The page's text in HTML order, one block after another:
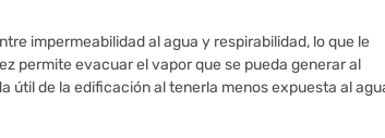
impermeabilidad al agua y respirabilidad, lo que le
permite evacuar el vapor que se pueda generar al
útil de la edificación al tenerla menos expuesta al